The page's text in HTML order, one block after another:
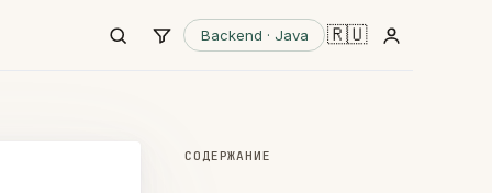
Backend · Java 🇷🇺
СОДЕРЖАНИЕ